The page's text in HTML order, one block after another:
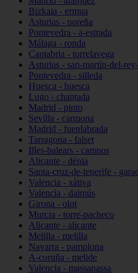
Bizkaia - ermua
Asturias - noreña
Pontevedra - a-estrada
Málaga - ronda
Cantabria - torrelavega
Asturias - san-martín-del-
Pontevedra - silleda
Huesca - huesca
Lugo - chantada
Madrid - pinto
Sevilla - carmona
Madrid - fuenlabrada
Tarragona - falset
Illes-balears - campos
Alicante - dénia
Santa-cruz-de-tenerife -
Valencia - xàtiva
Valencia - daimús
Girona - olot
Murcia - torre-pacheco
Alicante - alicante
Melilla - melilla
Navarra - pamplona
A-coruña - melide
Valencia - massanassa